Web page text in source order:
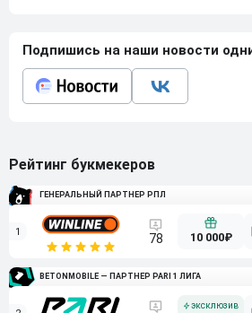
Подпишись на наши новости
Рейтинг букмекеров
ГЕНЕРАЛЬНЫЙ ПАРТНЕР РПЛ
1 78 10 000₽
BETONMOBILE — ПАРТНЕР PARI 1 ЛИГА